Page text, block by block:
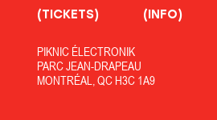
PIKNIC ÉLECTRONIK
PARC JEAN-DRAPEAU
MONTRÉAL, QC H3C 1A9
(TICKETS) (INFO)